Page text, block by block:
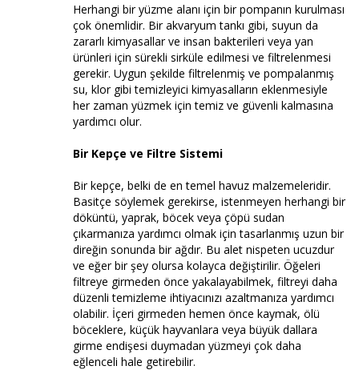
Herhangi bir yüzme alanı için bir pompanın kurulması
çok önemlidir. Bir akvaryum tankı gibi, suyun da
zararlı kimyasallar ve insan bakterileri veya yan
ürünleri için sürekli sirküle edilmesi ve filtrelenmesi
gerekir. Uygun şekilde filtrelenmiş ve pompalanmış
su, klor gibi temizleyici kimyasalların eklenmesiyle
her zaman yüzmek için temiz ve güvenli kalmasına
yardımcı olur.
Bir Kepçe ve Filtre Sistemi
Bir kepçe, belki de en temel havuz malzemeleridir.
Basitçe söylemek gerekirse, istenmeyen herhangi bir
döküntü, yaprak, böcek veya çöpü sudan
çıkarmanıza yardımcı olmak için tasarlanmış uzun bir
direğin sonunda bir ağdır. Bu alet nispeten ucuzdur
ve eğer bir şey olursa kolayca değiştirilir. Öğeleri
filtreye girmeden önce yakalayabilmek, filtreyi daha
düzenli temizleme ihtiyacınızı azaltmanıza yardımcı
olabilir. İçeri girmeden hemen önce kaymak, ölü
böceklere, küçük hayvanlara veya büyük dallara
girme endişesi duymadan yüzmeyi çok daha
eğlenceli hale getirebilir.